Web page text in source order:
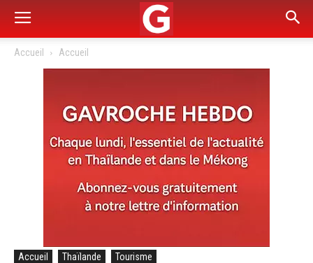
Accueil Accueil
Accueil Thaïlande Tourisme